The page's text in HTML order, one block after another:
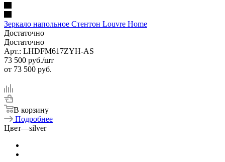
Зеркало напольное Стентон Louvre Home
Достаточно
Достаточно
Арт.: LHDFM617ZYH-AS
73 500 руб./шт
от 73 500 руб.
В корзину
Подробнее
Цвет—silver